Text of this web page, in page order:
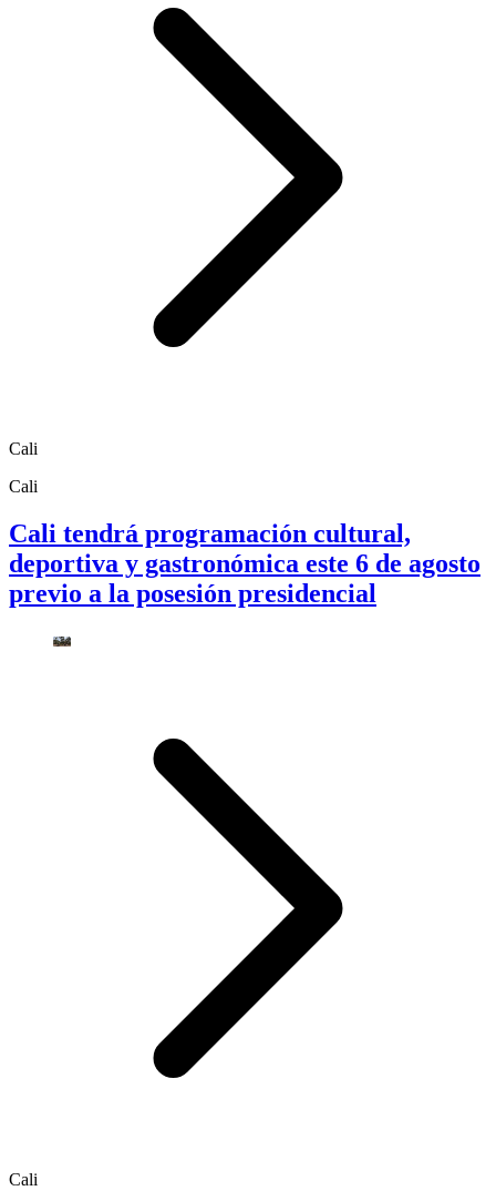
Cali
Cali
Cali tendrá programación cultural,
deportiva y gastronómica este 6 de agosto
previo a la posesión presidencial
Cali